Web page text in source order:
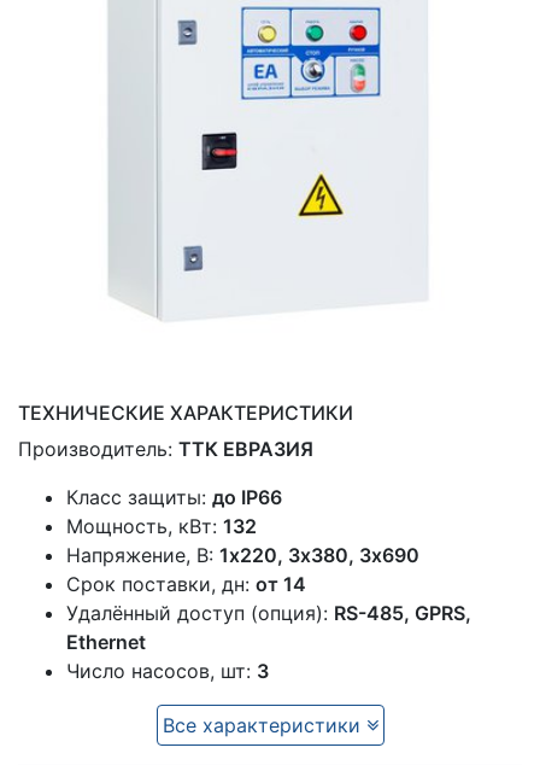
ТЕХНИЧЕСКИЕ ХАРАКТЕРИСТИКИ
Производитель: ТТК ЕВРАЗИЯ
Класс защиты: до IP66
Мощность, кВт: 132
Напряжение, В: 1x220, 3х380, 3х690
Срок поставки, дн: от 14
Удалённый доступ (опция): RS-485, GPRS,
Ethernet
Число насосов, шт: 3
Все характеристики